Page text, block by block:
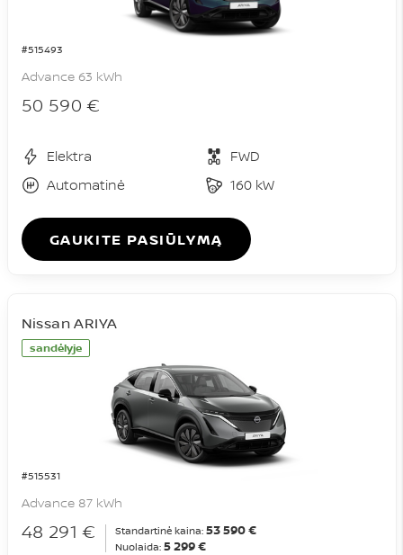
#515493
Advance 63 kWh
50 590 €
Elektra
FWD
Automatinė
160 kW
GAUKITE PASIŪLYMĄ
sandėlyje
#515531
Nissan ARIYA
Advance 87 kWh
48 291 € Standartinė kaina: 53 590 €
Nuolaida: 5 299 €